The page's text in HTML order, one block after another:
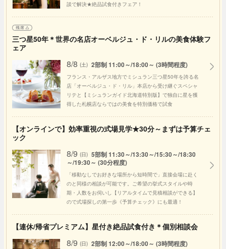
談で解決★絶品試食付きフェア！
三つ星50年＊世界の名店オーベルジュ・ド・リルの美食体験フ
ェア
8/8 (土) 2部制 11:00～/18:00～ (3時間程度)
フランス・アルザス地方でミシュラン三つ星50年を誇る名
店「オーベルジュ・ド・リル」本店から受け継ぐスペシャ
リテと【ミシュランガイド北海道特別版】で独自に星を獲
得した札幌店ならではの美食を特別価格で試食
【オンラインで】効率重視の式場見学★30分～まずは予算チェ
ック
8/9 (日) 5部制 11:30～/13:30～/15:30～/18:30
～/19:30～ (30分程度)
「移動なしでお好きな場所から短時間で」直接会場に赴く
のと同様の相談が可能です。ご希望の挙式スタイルや時
期・人数をお伺いし【リアルタイムで見積相談ができる】
ので式場探しの第一歩《予算チェック》にも最適！
【連休/帰省プレミアム】星付き絶品試食付き＊個別相談会
8/9 (日) 2部制 12:00～/18:00～ (3時間程度)